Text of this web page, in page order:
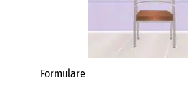
Formulare